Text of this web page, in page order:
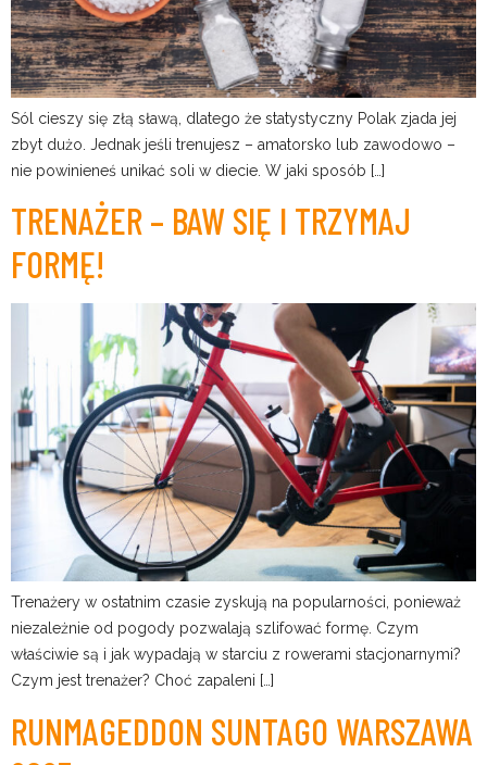
Sól cieszy się złą sławą, dlatego że statystyczny Polak zjada jej
zbyt dużo. Jednak jeśli trenujesz – amatorsko lub zawodowo –
nie powinieneś unikać soli w diecie. W jaki sposób […]
TRENAŻER – BAW SIĘ I TRZYMAJ
FORMĘ!
Trenażery w ostatnim czasie zyskują na popularności, ponieważ
niezależnie od pogody pozwalają szlifować formę. Czym
właściwie są i jak wypadają w starciu z rowerami stacjonarnymi?
Czym jest trenażer? Choć zapaleni […]
RUNMAGEDDON SUNTAGO WARSZAWA